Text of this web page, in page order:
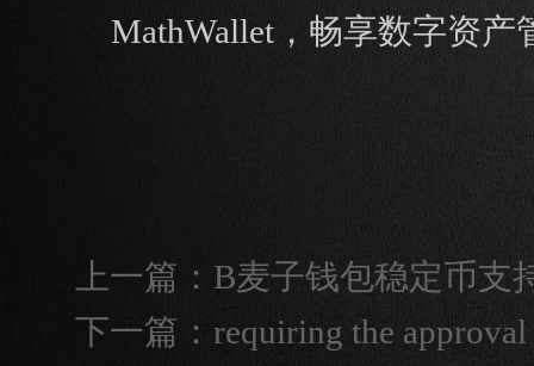
MathWallet，畅享数字资
上一篇： B麦子钱包稳定币支
下一篇： requiring the approval